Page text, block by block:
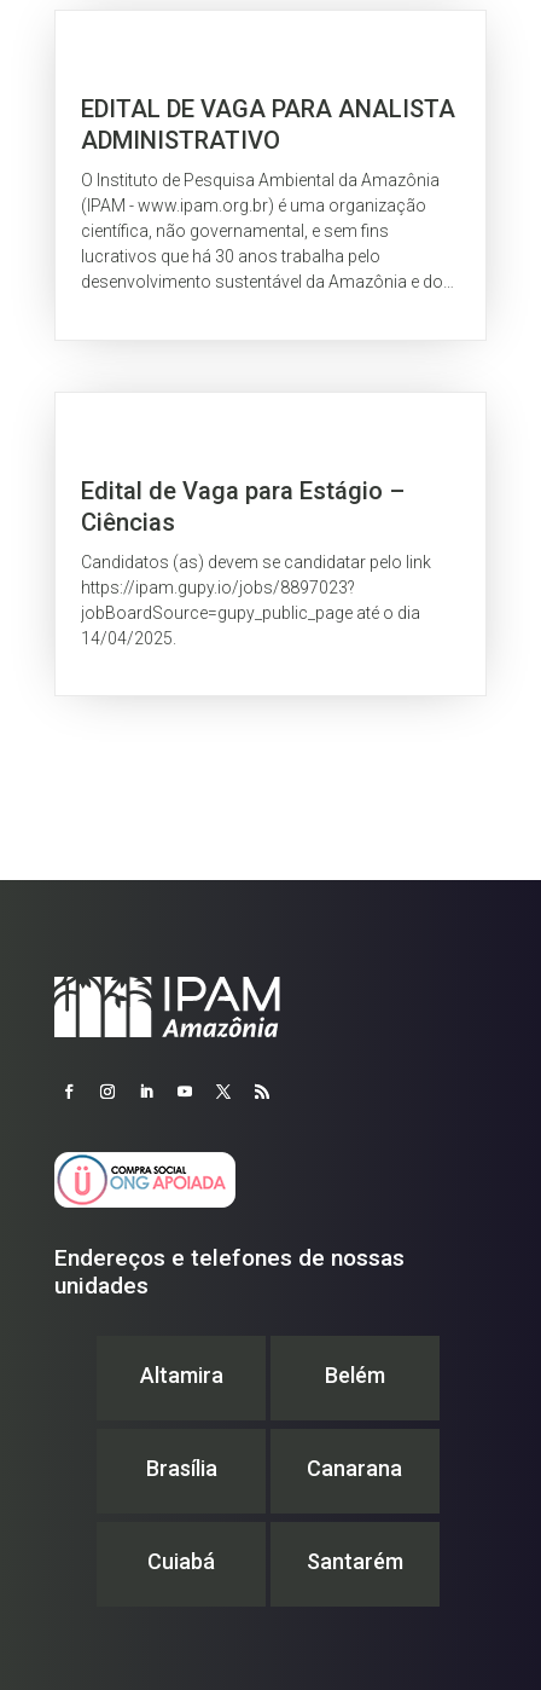
EDITAL DE VAGA PARA ANALISTA
ADMINISTRATIVO
O Instituto de Pesquisa Ambiental da Amazônia
(IPAM - www.ipam.org.br) é uma organização
científica, não governamental, e sem fins
lucrativos que há 30 anos trabalha pelo
desenvolvimento sustentável da Amazônia e do
Edital de Vaga para Estágio –
Ciências
Candidatos (as) devem se candidatar pelo link
https://ipam.gupy.io/jobs/8897023?
jobBoardSource=gupy_public_page até o dia
14/04/2025.
Endereços e telefones de nossas
unidades
Altamira Belém
Brasília Canarana
Cuiabá Santarém